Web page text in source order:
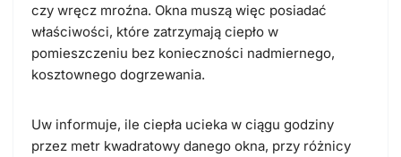
czy wręcz mroźna. Okna muszą więc posiadać
właściwości, które zatrzymają ciepło w
pomieszczeniu bez konieczności nadmiernego,
kosztownego dogrzewania.
Uw informuje, ile ciepła ucieka w ciągu godziny
przez metr kwadratowy danego okna, przy różnicy